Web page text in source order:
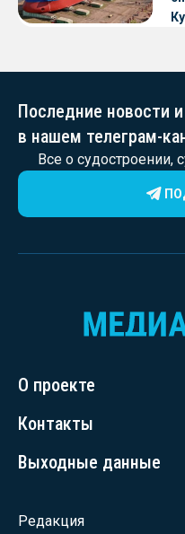
Последние новости
в нашем телеграм-
Все о судостроении,
О проекте
Контакты
Выходные данные
Редакция